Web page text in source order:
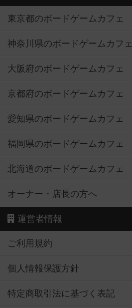
東京都のボードゲームカフェ
神奈川県のボードゲームカフェ
大阪府のボードゲームカフェ
京都府のボードゲームカフェ
愛知県のボードゲームカフェ
福岡県のボードゲームカフェ
北海道のボードゲームカフェ
オーナー・店長の方へ
運営者情報
ご利用規約
個人情報保護方針
特定商取引法に基づく表記